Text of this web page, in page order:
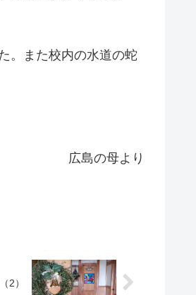
。また校内の水道の蛇
広島の母より
2）